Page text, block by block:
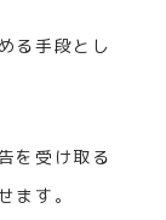
る手段とし
を受け取る
ます。